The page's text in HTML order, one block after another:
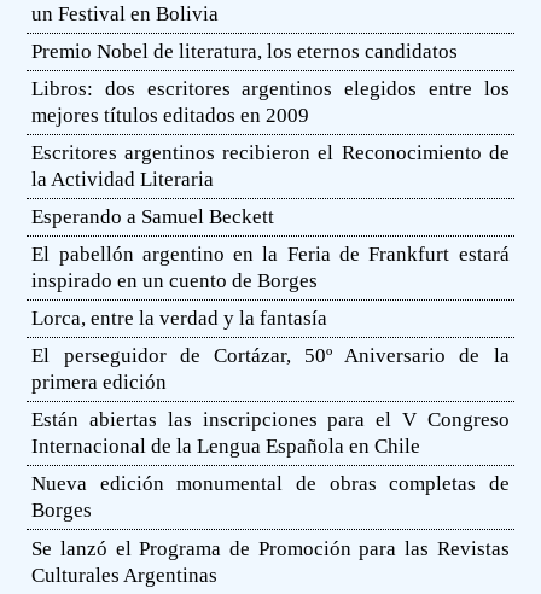
un Festival en Bolivia
Premio Nobel de literatura, los eternos candidatos
Libros: dos escritores argentinos elegidos entre los
mejores títulos editados en 2009
Escritores argentinos recibieron el Reconocimiento de
la Actividad Literaria
Esperando a Samuel Beckett
El pabellón argentino en la Feria de Frankfurt estará
inspirado en un cuento de Borges
Lorca, entre la verdad y la fantasía
El perseguidor de Cortázar, 50º Aniversario de la
primera edición
Están abiertas las inscripciones para el V Congreso
Internacional de la Lengua Española en Chile
Nueva edición monumental de obras completas de
Borges
Se lanzó el Programa de Promoción para las Revistas
Culturales Argentinas